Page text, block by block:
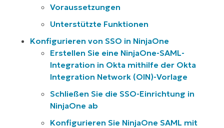
Voraussetzungen
Unterstützte Funktionen
Konfigurieren von SSO in NinjaOne
Erstellen Sie eine NinjaOne-SAML-
Integration in Okta mithilfe der Okta
Integration Network (OIN)-Vorlage
Schließen Sie die SSO-Einrichtung in
NinjaOne ab
Konfigurieren Sie NinjaOne SAML mit